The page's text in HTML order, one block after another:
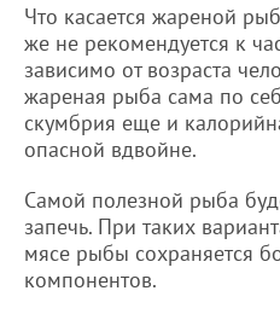
Что касается жареной
же не рекомендуется к
зависимо от возраста
жареная рыба сама по
скумбрия еще и
опасной вдвойне.
Самой полезной рыба
запечь. При таких
мясе рыбы сохраняется
компонентов.